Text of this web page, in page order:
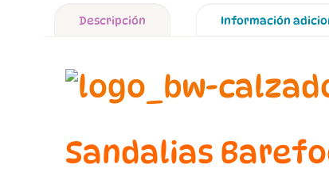
Descripción Información
Sandalias